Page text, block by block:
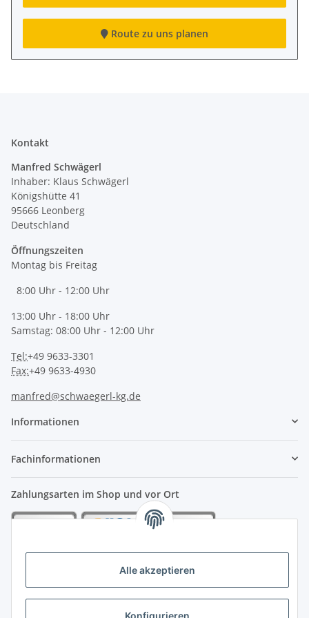
Alle akzeptieren
Route zu uns planen
Kontakt
Manfred Schwägerl
Inhaber: Klaus Schwägerl
Königshütte 41
95666 Leonberg
Deutschland
Öffnungszeiten
Montag bis Freitag
8:00 Uhr - 12:00 Uhr
13:00 Uhr - 18:00 Uhr
Samstag: 08:00 Uhr - 12:00 Uhr
Tel:+49 9633-3301
Fax:+49 9633-4930
manfred@schwaegerl-kg.de
Informationen
Fachinformationen
Zahlungsarten im Shop und vor Ort